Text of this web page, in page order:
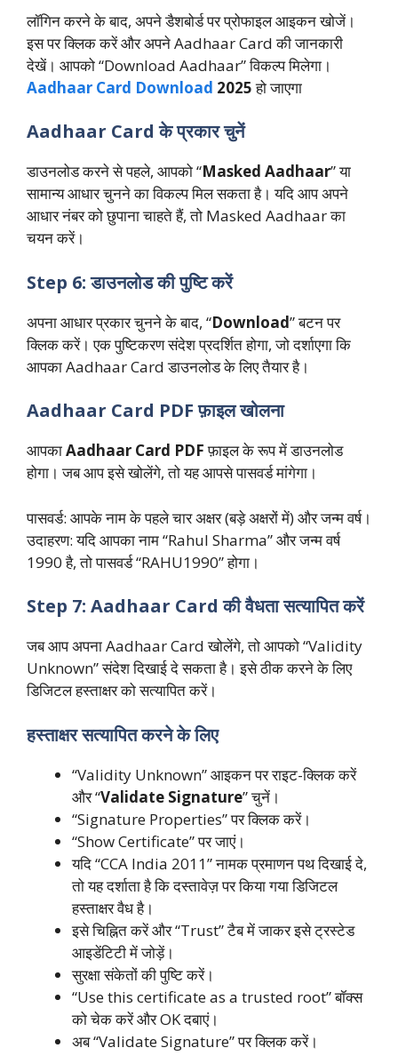
लॉगिन करने के बाद, अपने डैशबोर्ड पर प्रोफाइल आइकन खोजें।
इस पर क्लिक करें और अपने Aadhaar Card की जानकारी
देखें। आपको “Download Aadhaar” विकल्प मिलेगा।
Aadhaar Card Download 2025हो जाएगा
Aadhaar Card के प्रकार चुनें
डाउनलोड करने से पहले, आपको “Masked Aadhaar” या
सामान्य आधार चुनने का विकल्प मिल सकता है। यदि आप अपने
आधार नंबर को छुपाना चाहते हैं, तो Masked Aadhaar का
चयन करें।
Step 6: डाउनलोड की पुष्टि करें
अपना आधार प्रकार चुनने के बाद, “Download” बटन पर
क्लिक करें। एक पुष्टिकरण संदेश प्रदर्शित होगा, जो दर्शाएगा कि
आपका Aadhaar Card डाउनलोड के लिए तैयार है।
Aadhaar Card PDF फ़ाइल खोलना
आपकाAadhaar Card PDFफ़ाइल के रूप में डाउनलोड
होगा। जब आप इसे खोलेंगे, तो यह आपसे पासवर्ड मांगेगा।
पासवर्ड: आपके नाम के पहले चार अक्षर (बड़े अक्षरों में) और जन्म वर्ष।
उदाहरण: यदि आपका नाम “Rahul Sharma” और जन्म वर्ष
1990 है, तो पासवर्ड “RAHU1990” होगा।
Step 7: Aadhaar Card की वैधता सत्यापित करें
जब आप अपना Aadhaar Card खोलेंगे, तो आपको “Validity
Unknown” संदेश दिखाई दे सकता है। इसे ठीक करने के लिए
डिजिटल हस्ताक्षर को सत्यापित करें।
हस्ताक्षर सत्यापित करने के लिए
“Validity Unknown” आइकन पर राइट-क्लिक करें
और “Validate Signature” चुनें।
“Signature Properties” पर क्लिक करें।
“Show Certificate” पर जाएं।
यदि “CCA India 2011” नामक प्रमाणन पथ दिखाई दे,
तो यह दर्शाता है कि दस्तावेज़ पर किया गया डिजिटल
हस्ताक्षर वैध है।
इसे चिह्नित करें और “Trust” टैब में जाकर इसे ट्रस्टेड
आइडेंटिटी में जोड़ें।
सुरक्षा संकेतों की पुष्टि करें।
“Use this certificate as a trusted root” बॉक्स
को चेक करें और OK दबाएं।
अब “Validate Signature” पर क्लिक करें।